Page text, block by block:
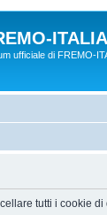
ITALIA
ufficiale di FREMO-
tutti i cookie di